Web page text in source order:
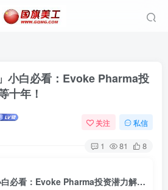
小白必看：Evoke Pharma投
十年！
关注 私信
1 81 8
「Evoke Pharma」小白必看：Evoke Pharma投资潜力解析，错过等十年！